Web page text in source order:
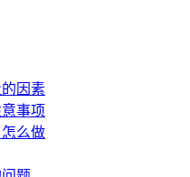
因素
事项
么做